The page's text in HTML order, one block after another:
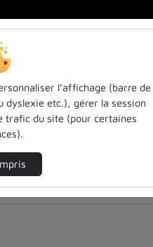
les résultats.
l’affichage (barre de
dyslexie etc.), gérer la session
trafic du site (pour certaines